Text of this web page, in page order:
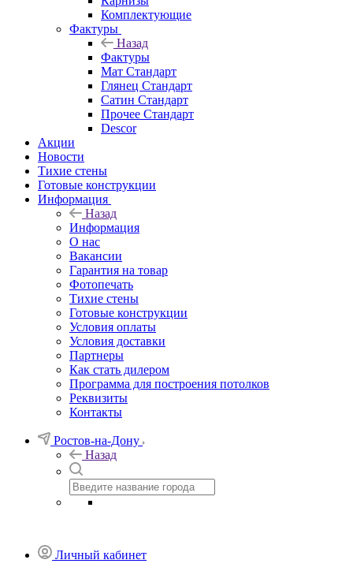
Комплектующие
Фактуры
Назад
Фактуры
Мат Стандарт
Глянец Стандарт
Сатин Стандарт
Прочее Стандарт
Descor
Акции
Новости
Тихие стены
Готовые конструкции
Информация
Назад
Информация
О нас
Вакансии
Гарантия на товар
Фотопечать
Тихие стены
Готовые конструкции
Условия оплаты
Условия доставки
Партнеры
Как стать дилером
Программа для построения потолков
Реквизиты
Контакты
Ростов-на-Дону
Назад
Личный кабинет